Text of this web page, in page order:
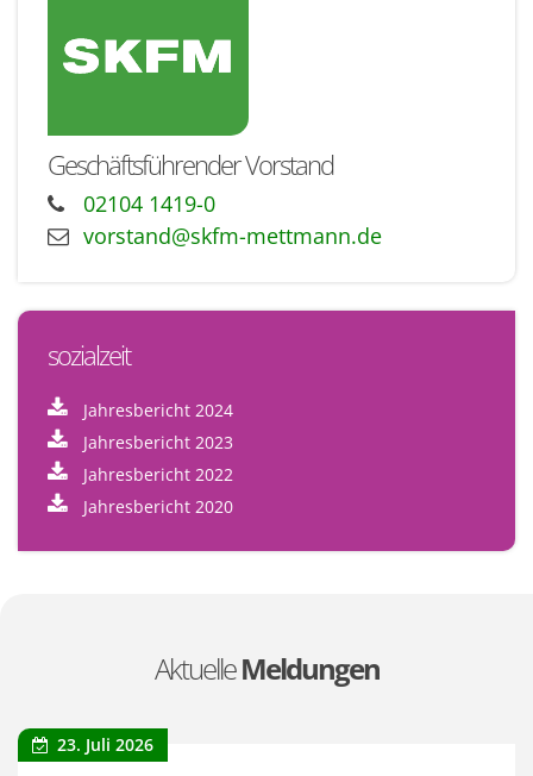
Geschäftsführender Vorstand
02104 1419-0
vorstand@skfm-mettmann.de
sozialzeit
Jahresbericht 2024
Jahresbericht 2023
Jahresbericht 2022
Jahresbericht 2020
AktuelleMeldungen
23. Juli 2026